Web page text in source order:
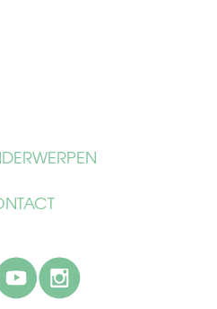
facebook